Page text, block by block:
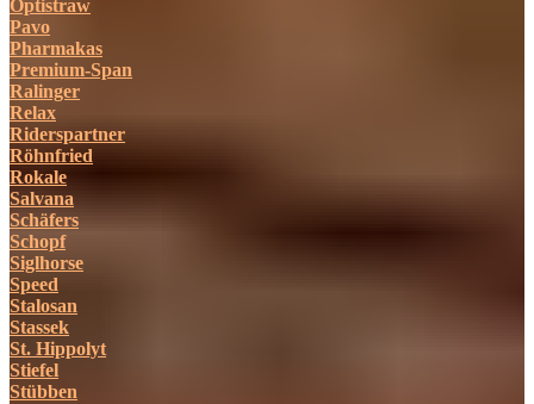
Optistraw
Pavo
Pharmakas
Premium-Span
Ralinger
Relax
Riderspartner
Röhnfried
Rokale
Salvana
Schäfers
Schopf
Siglhorse
Speed
Stalosan
Stassek
St. Hippolyt
Stiefel
Stübben